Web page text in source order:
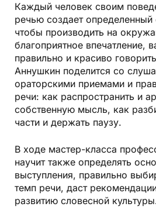
Каждый человек своим
речью создает определенный
чтобы производить на
благоприятное впечатление,
правильно и красиво
Аннушкин поделится со
ораторскими приемами и
речи: как распространить и
собственную мысль, как
части и держать паузу.
В ходе мастер-класса
научит также определять
выступления, правильно
темп речи, даст
развитию словесной